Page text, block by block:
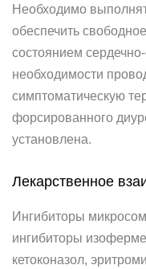
Необходимо
обеспечить
состоянием
необходимости
симптоматическую
форсированного
установлена.
Лекарственное
Ингибиторы
ингибиторы
кетоконазол,